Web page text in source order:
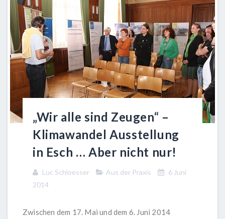
„Wir alle sind Zeugen“ –
Klimawandel Ausstellung
in Esch … Aber nicht nur!
Luc Schloesser Aus der Praxis
6 Juni
2014
Zwischen dem 17. Mai und dem 6. Juni 2014